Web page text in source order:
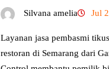
Silvana amelia Jul
Layanan jasa pembasmi
restoran di Semarang dari